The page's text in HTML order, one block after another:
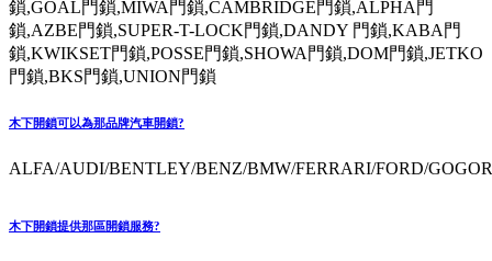
鎖,GOAL門鎖,MIWA門鎖,CAMBRIDGE門鎖,ALPHA門
鎖,AZBE門鎖,SUPER-T-LOCK門鎖,DANDY 門鎖,KABA門
鎖,KWIKSET門鎖,POSSE門鎖,SHOWA門鎖,DOM門鎖,JETKO
門鎖,BKS門鎖,UNION門鎖
木下開鎖可以為那品牌汽車開鎖?
ALFA/AUDI/BENTLEY/BENZ/BMW/FERRARI/FORD/
木下開鎖提供那區開鎖服務?